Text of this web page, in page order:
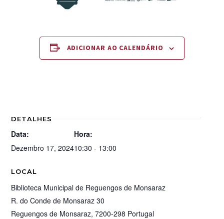
ADICIONAR AO CALENDÁRIO
DETALHES
Data:
Dezembro 17, 2024
Hora:
10:30 - 13:00
LOCAL
Biblioteca Municipal de Reguengos de Monsaraz
R. do Conde de Monsaraz 30
Reguengos de Monsaraz, 7200-298 Portugal